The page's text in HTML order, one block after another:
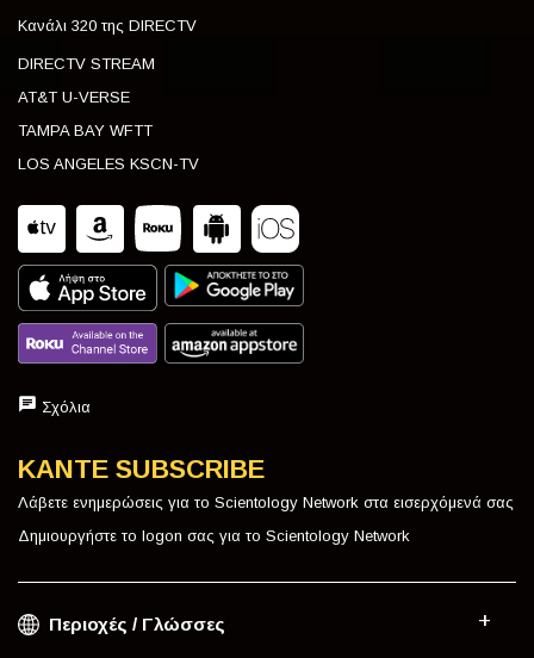
Κανάλι 320 της DIRECTV
DIRECTV STREAM
AT&T U-VERSE
TAMPA BAY WFTT
LOS ANGELES KSCN-TV
Σχόλια
ΚΑΝΤΕ SUBSCRIBE
Λάβετε ενημερώσεις για το Scientology Network στα εισερχόμενά σας
Δημιουργήστε το logon σας για το Scientology Network
Περιοχές / Γλώσσες